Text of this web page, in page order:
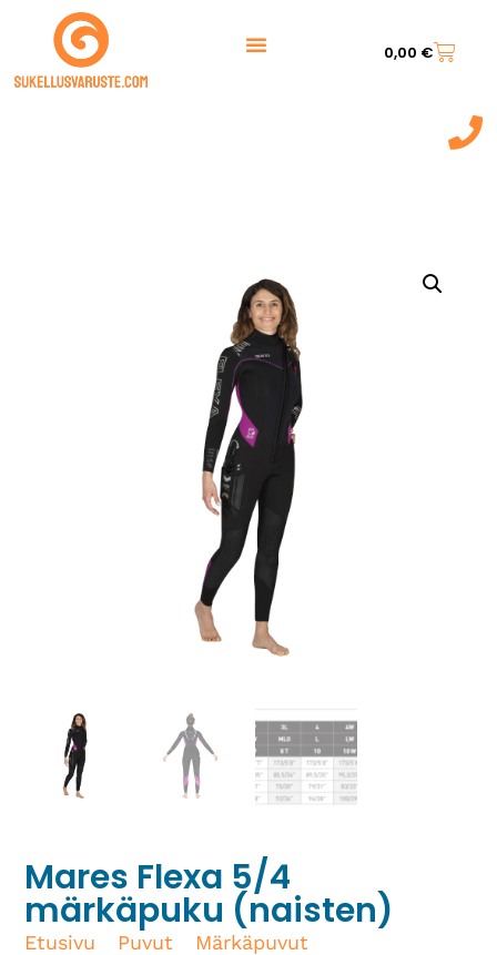
0,00 €
Mares Flexa 5/4
märkäpuku (naisten)
Etusivu Puvut Märkäpuvut